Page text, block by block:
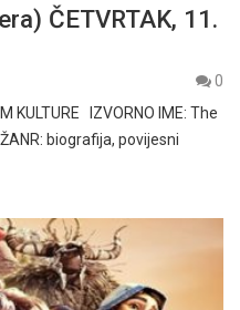
ČETVRTAK, 11.
0
KULTURE IZVORNO IME: The
biografija, povijesni